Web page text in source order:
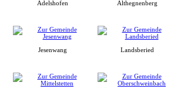
Adelshofen Althegnenberg
Jesenwang Landsberied